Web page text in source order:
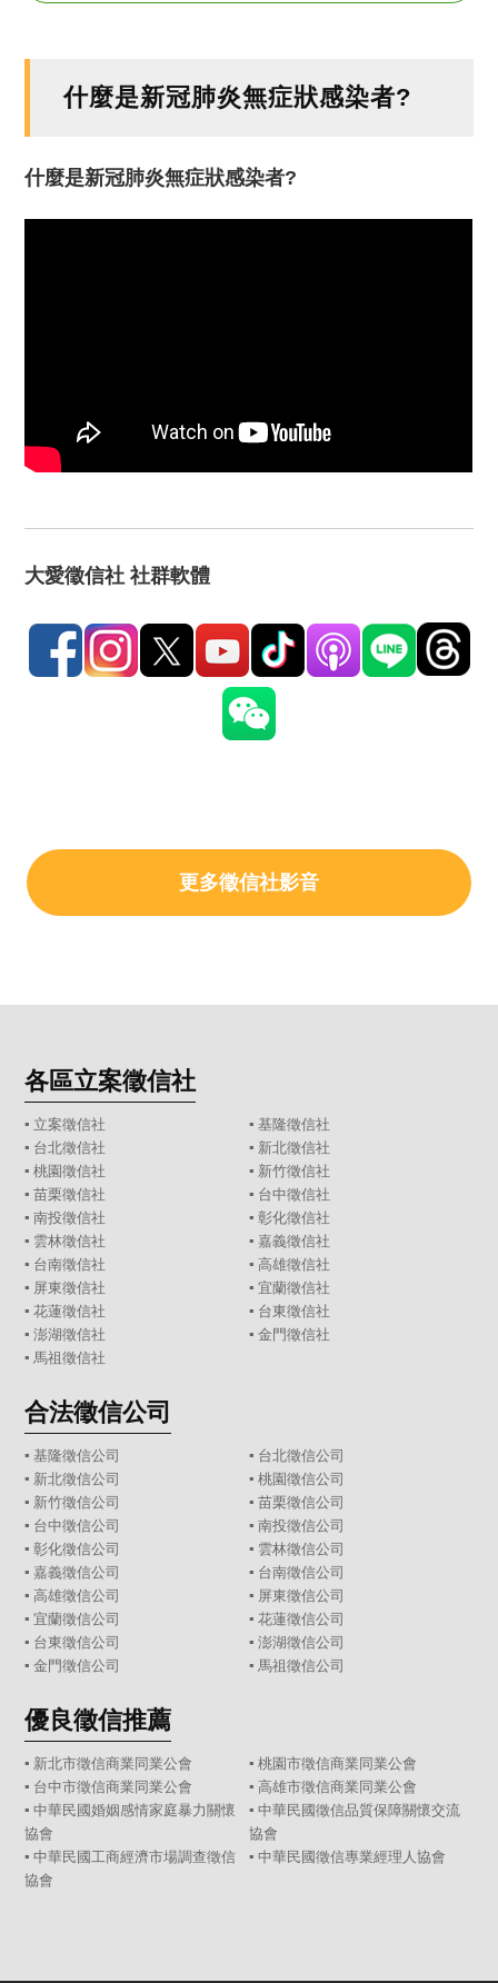
什麼是新冠肺炎無症狀感染者?
什麼是新冠肺炎無症狀感染者?
大愛徵信社 社群軟體
更多徵信社影音
各區立案徵信社
▪ 立案徵信社 ▪ 基隆徵信社
▪ 台北徵信社 ▪ 新北徵信社
▪桃園徵信社 ▪ 新竹徵信社
▪苗栗徵信社 ▪ 台中徵信社
▪南投徵信社 ▪ 彰化徵信社
▪ 雲林徵信社 ▪ 嘉義徵信社
▪ 台南徵信社 ▪ 高雄徵信社
▪ 屏東徵信社 ▪ 宜蘭徵信社
▪花蓮徵信社 ▪ 台東徵信社
▪澎湖徵信社 ▪ 金門徵信社
▪ 馬祖徵信社
合法徵信公司
▪基隆徵信公司 ▪ 台北徵信公司
▪ 新北徵信公司 ▪ 桃園徵信公司
▪ 新竹徵信公司 ▪ 苗栗徵信公司
▪ 台中徵信公司 ▪ 南投徵信公司
▪彰化徵信公司 ▪ 雲林徵信公司
▪嘉義徵信公司 ▪ 台南徵信公司
▪高雄徵信公司 ▪ 屏東徵信公司
▪宜蘭徵信公司 ▪ 花蓮徵信公司
▪ 台東徵信公司 ▪ 澎湖徵信公司
▪金門徵信公司 ▪ 馬祖徵信公司
優良徵信推薦
▪ 新北市徵信商業同業公會
▪ 桃園市徵信商業同業公會
▪ 台中市徵信商業同業公會
▪ 高雄市徵信商業同業公會
▪ 中華民國婚姻感情家庭暴力關懷
協會
▪ 中華民國徵信品質保障關懷交流
協會
▪ 中華民國工商經濟市場調查徵信
協會
▪ 中華民國徵信專業經理人協會